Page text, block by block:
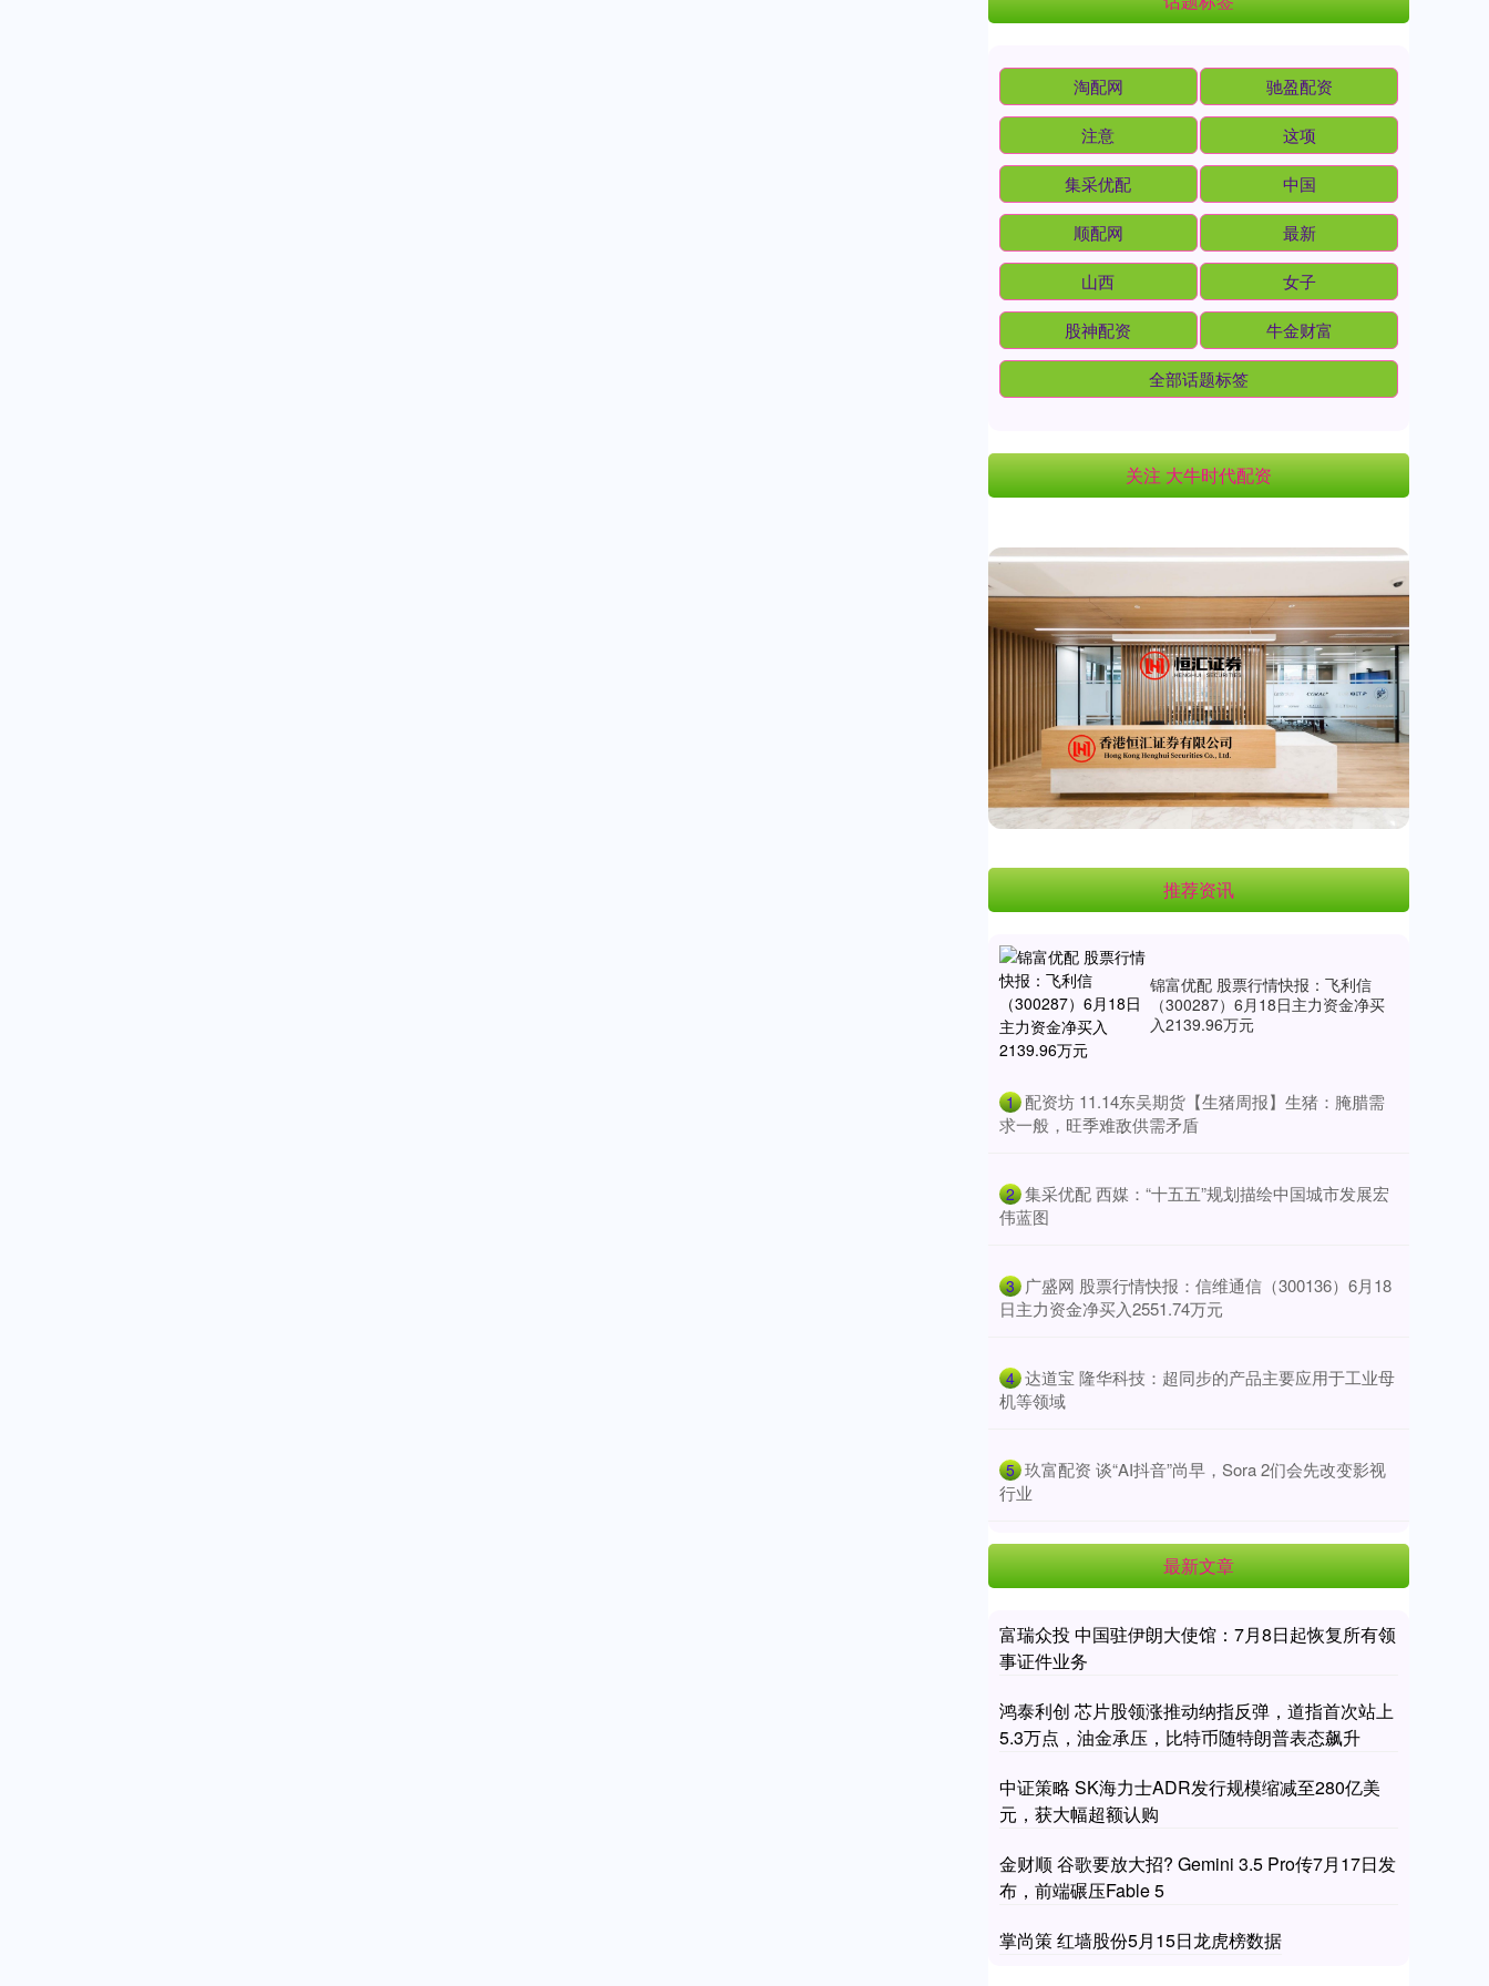
淘配网 驰盈配资
注意 这项
集采优配 中国
顺配网 最新
山西 女子
股神配资 牛金财富
全部话题标签
关注 大牛时代配资
推荐资讯
锦富优配 股票行情快报：飞利信
（300287）6月18日主力资金净买
入2139.96万元
1 ​配资坊 11.14东吴期货【生猪周报】生猪：腌腊需
求一般，旺季难敌供需矛盾
2 ​集采优配 西媒：“十五五”规划描绘中国城市发展宏
伟蓝图
3 ​广盛网 股票行情快报：信维通信（300136）6月18
日主力资金净买入2551.74万元
4 ​达道宝 隆华科技：超同步的产品主要应用于工业母
机等领域
5 ​玖富配资 谈“AI抖音”尚早，Sora 2们会先改变影视
行业
最新文章
富瑞众投 中国驻伊朗大使馆：7月8日起恢复所有领
事证件业务
鸿泰利创 芯片股领涨推动纳指反弹，道指首次站上
5.3万点，油金承压，比特币随特朗普表态飙升
中证策略 SK海力士ADR发行规模缩减至280亿美
元，获大幅超额认购
金财顺 谷歌要放大招? Gemini 3.5 Pro传7月17日发
布，前端碾压Fable 5
掌尚策 红墙股份5月15日龙虎榜数据